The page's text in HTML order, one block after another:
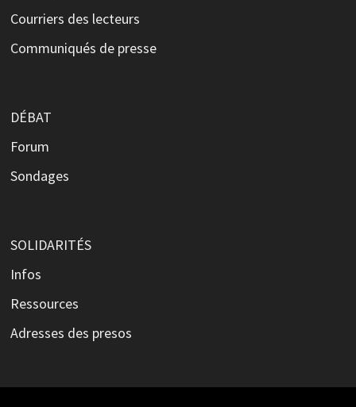
Courriers des lecteurs
Communiqués de presse
DÉBAT
Forum
Sondages
SOLIDARITÉS
Infos
Ressources
Adresses des presos